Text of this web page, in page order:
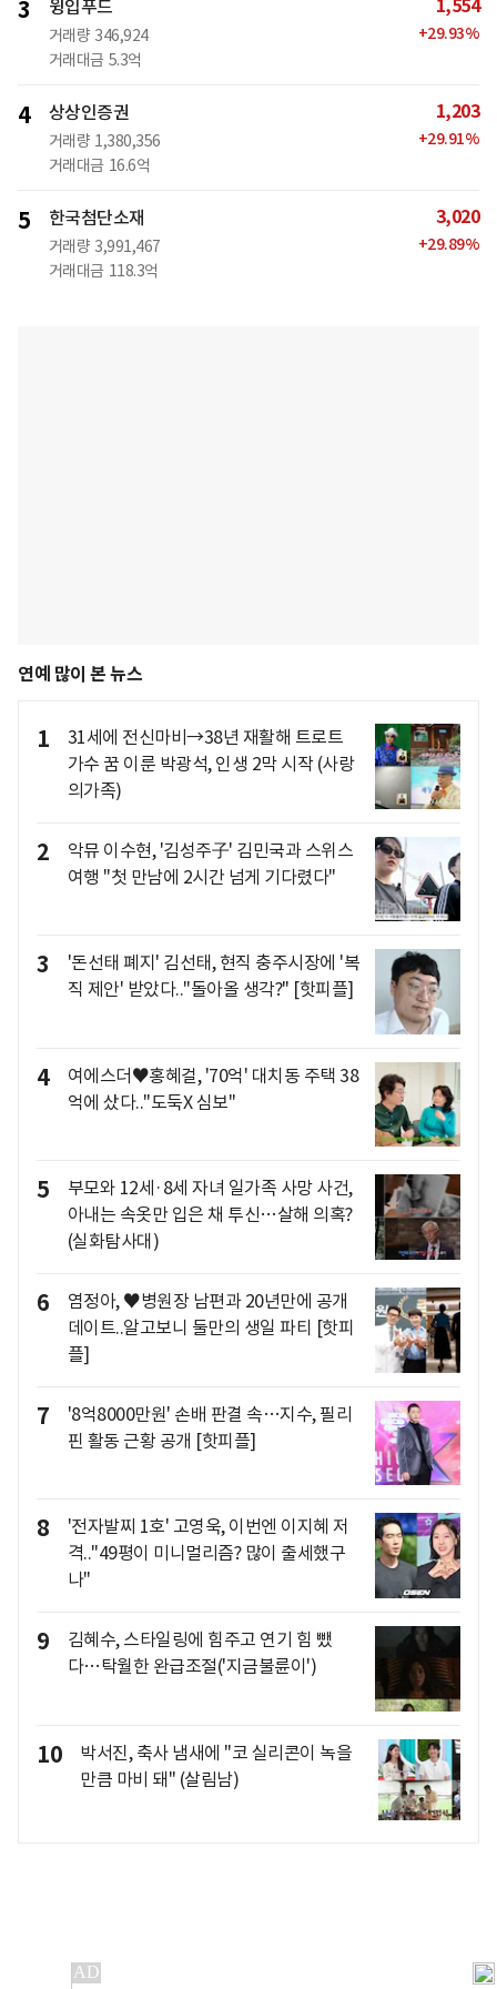
3 윙입푸드
거래량 346,924
거래대금 5.3억
1,554
+29.93%
4 상상인증권
거래량 1,380,356
거래대금 16.6억
1,203
+29.91%
5 한국첨단소재
거래량 3,991,467
거래대금 118.3억
3,020
+29.89%
연예 많이 본 뉴스
1
31세에 전신마비→38년 재활해 트로트
가수 꿈 이룬 박광석, 인생 2막 시작 (사랑
의가족)
2
악뮤 이수현, '김성주子' 김민국과 스위스
여행 "첫 만남에 2시간 넘게 기다렸다"
3
'돈선태 폐지' 김선태, 현직 충주시장에 '복
직 제안' 받았다.."돌아올 생각?" [핫피플]
4
여에스더♥홍혜걸, '70억' 대치동 주택 38
억에 샀다.."도둑X 심보"
5
부모와 12세·8세 자녀 일가족 사망 사건,
아내는 속옷만 입은 채 투신…살해 의혹?
(실화탐사대)
6
염정아, ♥병원장 남편과 20년만에 공개
데이트..알고보니 둘만의 생일 파티 [핫피
플]
7
'8억8000만원' 손배 판결 속…지수, 필리
핀 활동 근황 공개 [핫피플]
8
'전자발찌 1호' 고영욱, 이번엔 이지혜 저
격.."49평이 미니멀리즘? 많이 출세했구
나"
9
김혜수, 스타일링에 힘주고 연기 힘 뺐
다…탁월한 완급조절('지금불륜이')
10
박서진, 축사 냄새에 "코 실리콘이 녹을
만큼 마비 돼" (살림남)